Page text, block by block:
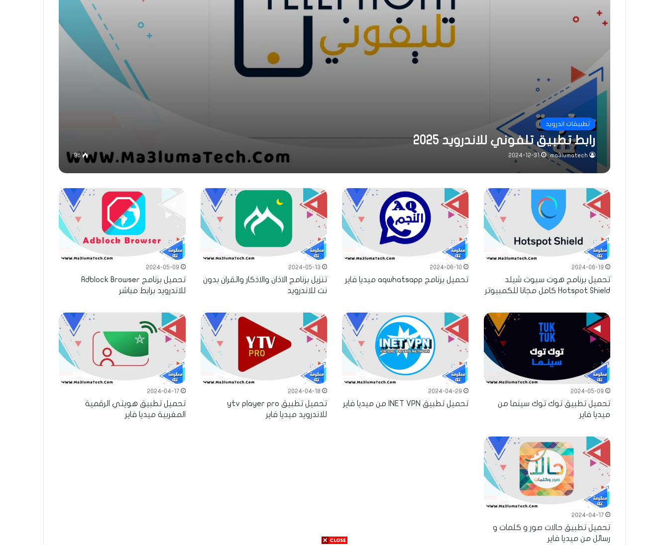
تطبيقات اندرويد
رابط تطبيق تلفوني للاندرويد 2025
ma3lumatech
2024-12-31
96
2024-06-19
تحميل برنامج هوت سبوت شيلد
Hotspot Shield كامل مجانا للكمبيوتر
2024-06-10
تحميل برنامج aqwhatsapp ميديا فاير
2024-05-13
تنزيل برنامج الاذان والاذكار والقران بدون
نت للاندرويد
2024-05-09
تحميل برنامج Adblock Browser
للاندرويد برابط مباشر
2024-05-09
تحميل تطبيق توك توك سينما من
ميديا فاير
2024-04-29
تحميل تطبيق INET VPN من ميديا فاير
2024-04-18
تحميل تطبيق ytv player pro
للاندرويد ميديا فاير
2024-04-17
تحميل تطبيق هويتي الرقمية
المغربية ميديا فاير
2024-04-17
تحميل تطبيق حالات صور و كلمات و
رسائل من ميديا فاير